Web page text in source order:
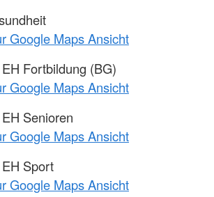
Google Maps Ansicht
Fortbildung (BG)
Google Maps Ansicht
Senioren
Google Maps Ansicht
Sport
Google Maps Ansicht